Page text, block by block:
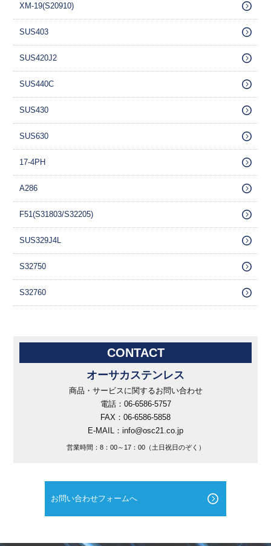
XM-19(S20910)
SUS403
SUS420J2
SUS440C
SUS430
SUS630
17-4PH
A286
F51(S31803/S32205)
SUS329J4L
S32750
S32760
CONTACT
オーサカステンレス
商品・サービスに関するお問い合わせ
電話：06-6586-5757
FAX：06-6586-5858
E-MAIL：info@osc21.co.jp
営業時間：8：00～17：00（土日祝日のぞく）
お問い合わせフォームへ